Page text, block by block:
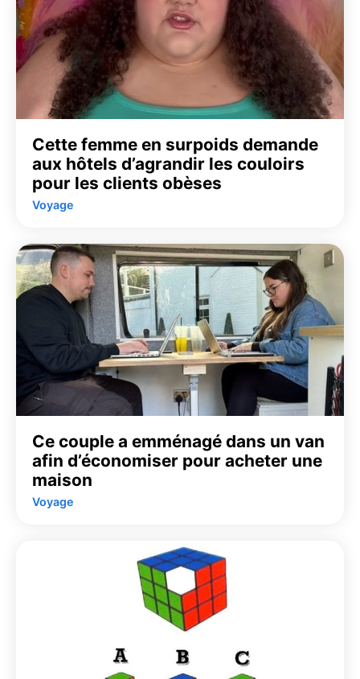
Cette femme en surpoids demande
aux hôtels d’agrandir les couloirs
pour les clients obèses
Voyage
Ce couple a emménagé dans un van
afin d’économiser pour acheter une
maison
Voyage